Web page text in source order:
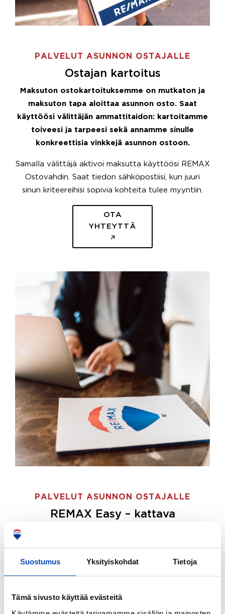
Suostumus Yksityiskohdat Tietoja
Tämä sivusto käyttää evästeitä
PALVELUT ASUNNON OSTAJALLE
Ostajan kartoitus
Maksuton ostokartoituksemme on mutkaton ja
maksuton tapa aloittaa asunnon osto. Saat
käyttöösi välittäjän ammattitaidon: kartoitamme
toiveesi ja tarpeesi sekä annamme sinulle
konkreettisia vinkkejä asunnon ostoon.
Samalla välittäjä aktivoi maksutta käyttöösi REMAX
Ostovahdin. Saat tiedon sähköpostiisi, kun juuri
sinun kriteereihisi sopivia kohteita tulee myyntiin.
OTA
YHTEYTTÄ
PALVELUT ASUNNON OSTAJALLE
REMAX Easy – kattava
ostajille.
Tee ostotoimeksianto ja etsimme juuri